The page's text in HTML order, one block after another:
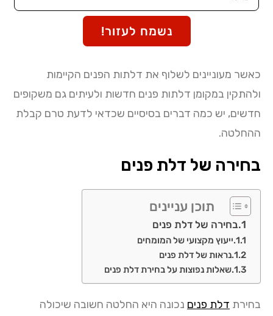
נשמח לעזור!
כאשר מעוניינים לשלוף את דלתות הפנים הקיימות
ולהתקין במקומן דלתות פנים חדשות ולעיתים גם משקופים
חדשים, יש כמה דברים בסיסיים שכדאי לדעת טרם קבלת
ההחלטה.
בחירה של דלת פנים
תוכן עניינים
בחירה של דלת פנים
ייעוץ מקצועי של המומחים
נראות של דלת פנים
שאלות נפוצות על בחירת דלת פנים
בחירת דלת פנים נכונה היא החלטה חשובה שיכולה